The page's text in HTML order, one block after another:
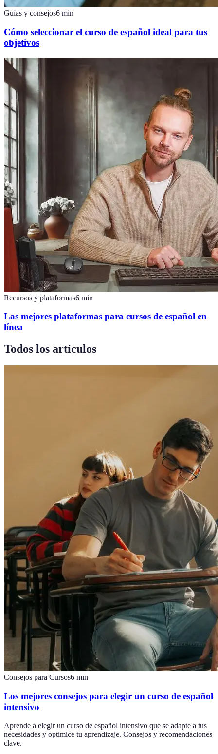
Guías y consejos6 min
Cómo seleccionar el curso de español ideal para tus
objetivos
Recursos y plataformas6 min
Las mejores plataformas para cursos de español en
línea
Todos los artículos
Consejos para Cursos6 min
Los mejores consejos para elegir un curso de español
intensivo
Aprende a elegir un curso de español intensivo que se adapte a tus
necesidades y optimice tu aprendizaje. Consejos y recomendaciones
clave.